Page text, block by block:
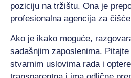
poziciju na tržištu. Ona je
profesionalna agencija za
Ako je ikako moguće,
sadašnjim zaposlenima.
stvarnim uslovima rada i